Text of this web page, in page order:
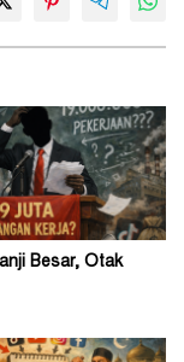
Besar, Otak